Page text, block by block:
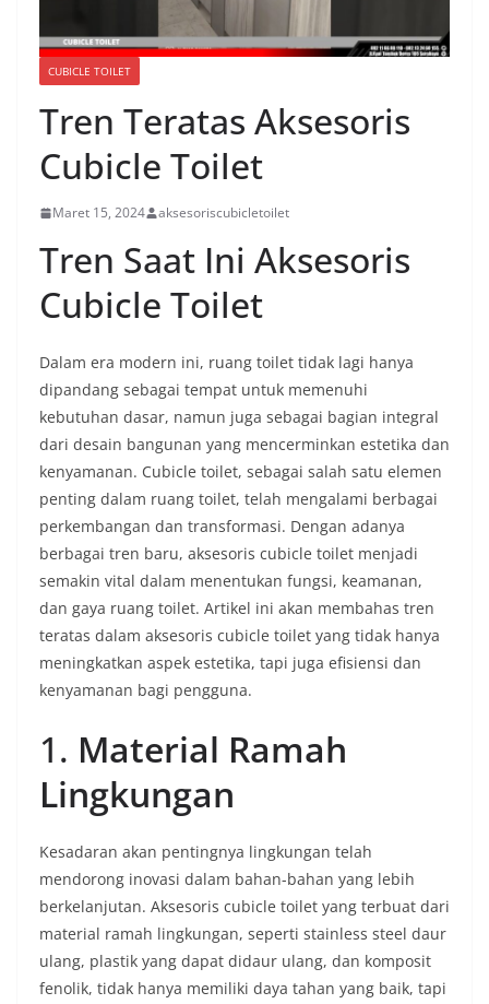
CUBICLE TOILET
Tren Teratas Aksesoris
Cubicle Toilet
Maret 15, 2024 aksesoriscubicletoilet
Tren Saat Ini Aksesoris
Cubicle Toilet
Dalam era modern ini, ruang toilet tidak lagi hanya
dipandang sebagai tempat untuk memenuhi
kebutuhan dasar, namun juga sebagai bagian integral
dari desain bangunan yang mencerminkan estetika dan
kenyamanan. Cubicle toilet, sebagai salah satu elemen
penting dalam ruang toilet, telah mengalami berbagai
perkembangan dan transformasi. Dengan adanya
berbagai tren baru, aksesoris cubicle toilet menjadi
semakin vital dalam menentukan fungsi, keamanan,
dan gaya ruang toilet. Artikel ini akan membahas tren
teratas dalam aksesoris cubicle toilet yang tidak hanya
meningkatkan aspek estetika, tapi juga efisiensi dan
kenyamanan bagi pengguna.
1. Material Ramah
Lingkungan
Kesadaran akan pentingnya lingkungan telah
mendorong inovasi dalam bahan-bahan yang lebih
berkelanjutan. Aksesoris cubicle toilet yang terbuat dari
material ramah lingkungan, seperti stainless steel daur
ulang, plastik yang dapat didaur ulang, dan komposit
fenolik, tidak hanya memiliki daya tahan yang baik, tapi